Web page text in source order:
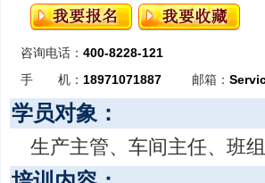
咨询电话： 400-8228-121
手 机： 18971071887 邮箱：
学员对象：
生产主管、车间主任、班